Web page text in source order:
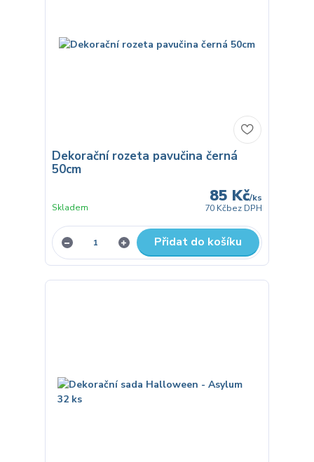
Dekorační rozeta pavučina černá
50cm
85 Kč/ks
70 Kčbez DPH
Skladem
Přidat do košíku